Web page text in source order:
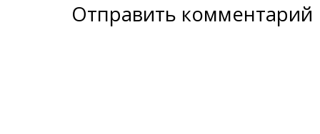
Отправить комментарий